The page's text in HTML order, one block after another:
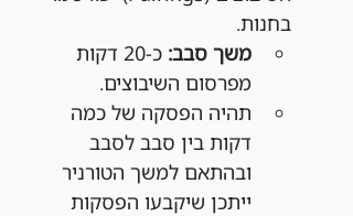
בחנות.
משך סבב:
כ-20 דקות
מפרסום השיבוצים.
תהיה הפסקה של כמה
דקות בין סבב לסבב
ובהתאם למשך הטורניר
ייתכן שיקבעו הפסקות